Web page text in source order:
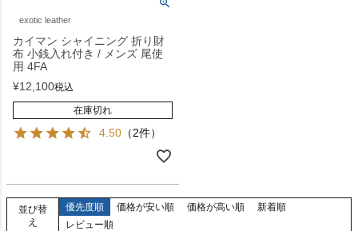
exotic leather
カイマン シャイニング 折り財
布 小銭入れ付き / メンズ 尾使
用 4FA
¥12,100税込
在庫切れ
4.50 （2件）
並び替
え
優先度順 価格が安い順 価格が高い順
新着順
レビュー順